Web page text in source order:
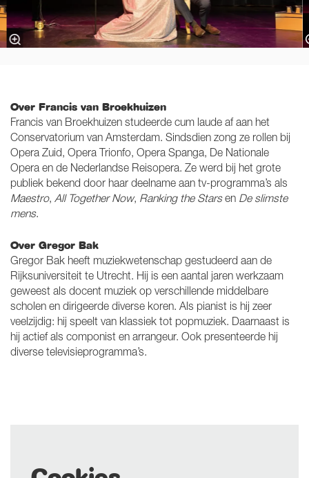
Over Francis van Broekhuizen
Francis van Broekhuizen studeerde cum laude af aan het
Conservatorium van Amsterdam. Sindsdien zong ze rollen bij
Opera Zuid, Opera Trionfo, Opera Spanga, De Nationale
Opera en de Nederlandse Reisopera. Ze werd bij het grote
publiek bekend door haar deelname aan tv-programma’s als
Maestro, All Together Now, Ranking the Starsen De slimste
mens.
Over Gregor Bak
Gregor Bak heeft muziekwetenschap gestudeerd aan de
Rijksuniversiteit te Utrecht. Hij is een aantal jaren werkzaam
geweest als docent muziek op verschillende middelbare
scholen en dirigeerde diverse koren. Als pianist is hij zeer
veelzijdig: hij speelt van klassiek tot popmuziek. Daarnaast is
hij actief als componist en arrangeur. Ook presenteerde hij
diverse televisieprogramma’s.